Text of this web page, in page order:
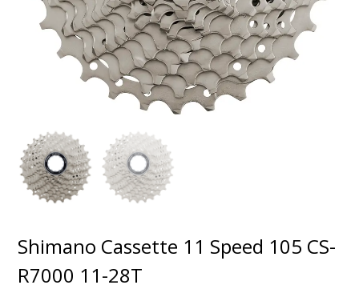
Shimano Cassette 11 Speed 105 CS-
R7000 11-28T